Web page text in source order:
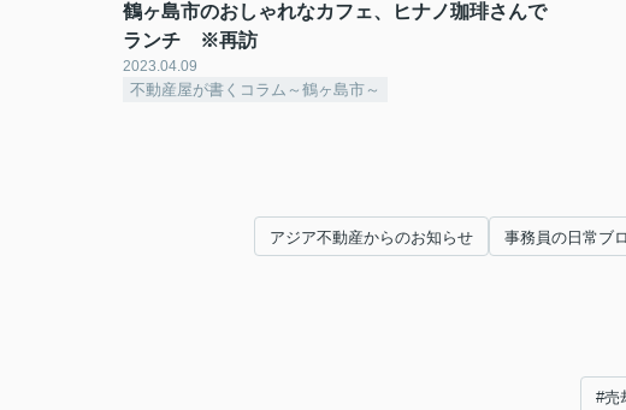
鶴ヶ島市のおしゃれなカフェ、ヒナノ珈琲さんで
ランチ ※再訪
2023.04.09
不動産屋が書くコラム～鶴ヶ島市～
アジア不動産からのお知らせ 事務員の日常ブ
#売